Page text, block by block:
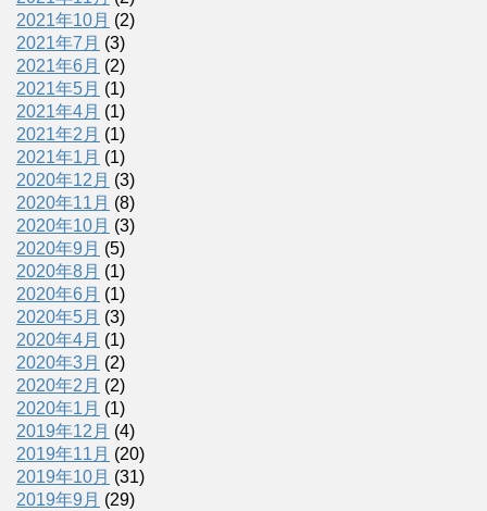
2021年10月 (2)
2021年7月 (3)
2021年6月 (2)
2021年5月 (1)
2021年4月 (1)
2021年2月 (1)
2021年1月 (1)
2020年12月 (3)
2020年11月 (8)
2020年10月 (3)
2020年9月 (5)
2020年8月 (1)
2020年6月 (1)
2020年5月 (3)
2020年4月 (1)
2020年3月 (2)
2020年2月 (2)
2020年1月 (1)
2019年12月 (4)
2019年11月 (20)
2019年10月 (31)
2019年9月 (29)